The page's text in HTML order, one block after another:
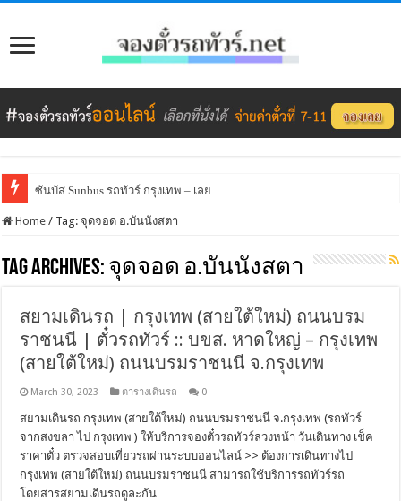
ซันบัส Sunbus รถทัวร์ กรุงเทพ – เลย
Home / Tag:จุดจอด อ.บันนังสตา
Tag Archives: จุดจอด อ.บันนังสตา
สยามเดินรถ | กรุงเทพ (สายใต้ใหม่) ถนนบรม
ราชนนี | ตั๋วรถทัวร์ :: บขส. หาดใหญ่ – กรุงเทพ
(สายใต้ใหม่) ถนนบรมราชนนี จ.กรุงเทพ
March 30, 2023 ตารางเดินรถ 0
สยามเดินรถ กรุงเทพ (สายใต้ใหม่) ถนนบรมราชนนี จ.กรุงเทพ (รถทัวร์
จากสงขลา ไป กรุงเทพ ) ให้บริการจองตั๋วรถทัวร์ล่วงหน้า วันเดินทาง เช็ค
ราคาตั๋ว ตรวจสอบเที่ยวรถผ่านระบบออนไลน์ >> ต้องการเดินทางไป
กรุงเทพ (สายใต้ใหม่) ถนนบรมราชนนี สามารถใช้บริการรถทัวร์รถ
โดยสารสยามเดินรถดูละกัน